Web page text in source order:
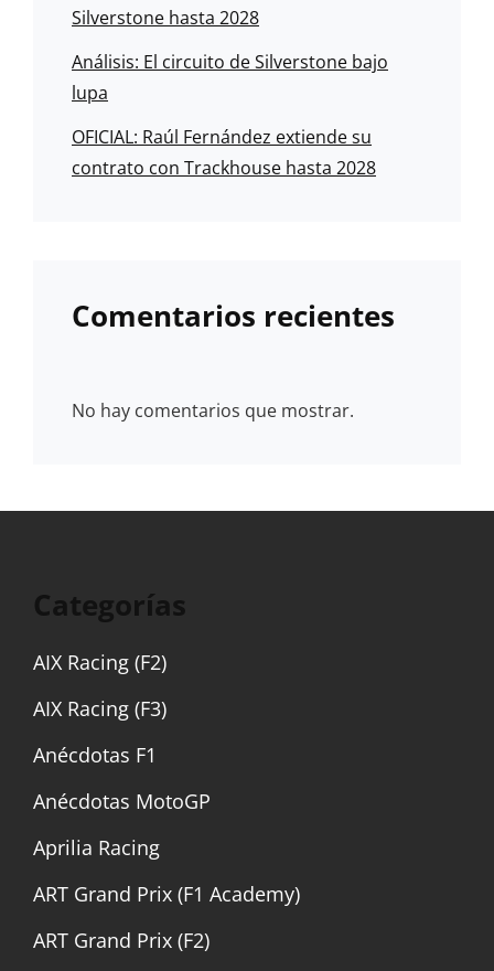
Silverstone hasta 2028
Análisis: El circuito de Silverstone bajo
lupa
OFICIAL: Raúl Fernández extiende su
contrato con Trackhouse hasta 2028
Comentarios recientes
No hay comentarios que mostrar.
Categorías
AIX Racing (F2)
AIX Racing (F3)
Anécdotas F1
Anécdotas MotoGP
Aprilia Racing
ART Grand Prix (F1 Academy)
ART Grand Prix (F2)